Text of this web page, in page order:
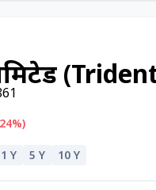
1 Y 5 Y 10 Y